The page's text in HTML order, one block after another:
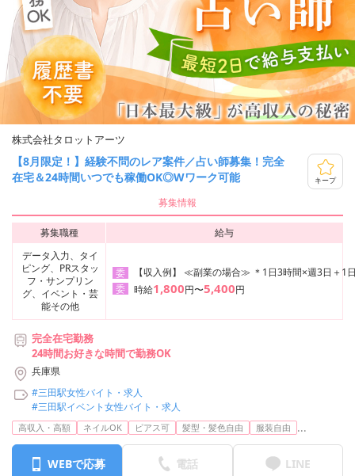
株式会社タロットアーツ
【8月限定！】経験不問のレア案件／占い師募集！完全
在宅＆24時間いつでも稼働OK◎Wワーク可能
キープ
募集情報
募集職種
給与
データ入力、タイ
ピング、PRスタッ
フ・サンプリン
グ、イベント・芸
能その他
委
【収入例】 ≪副業の場合≫ ＊1日3時間×週3日＋1
委
時給1,800円〜5,400円
完全在宅勤務
24時間お好きな時間で勤務OK
兵庫県
#三田駅女性バイト・求人
#三田駅イベント女性バイト・求人
高収入・高額 ネイルOK ピアス可 髪型・髪色自由 服装自由 ...
WEBで応募 電話 LINE